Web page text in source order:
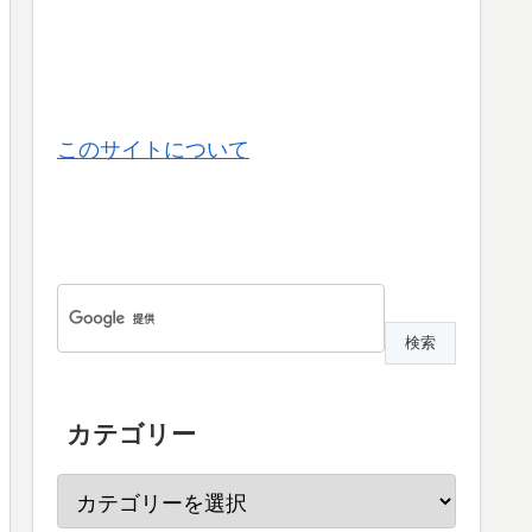
このサイトについて
カテゴリー